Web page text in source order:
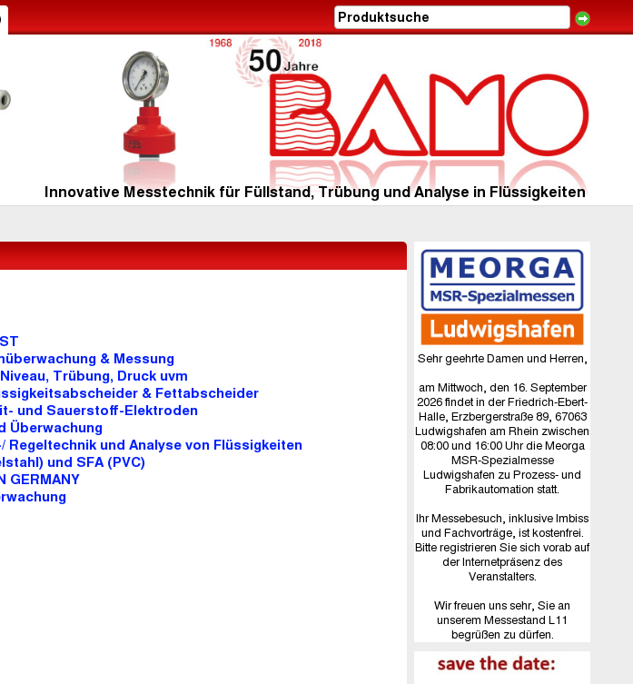
Innovative Messtechnik für Füllstand, Trübung und Analyse in Flüssigkeiten
Sehr geehrte Damen und Herren,
am Mittwoch, den 16. September
2026 findet in der Friedrich-Ebert-
Halle, Erzbergerstraße 89, 67063
Ludwigshafen am Rhein zwischen
08:00 und 16:00 Uhr die Meorga
MSR-Spezialmesse
Ludwigshafen zu Prozess- und
Fabrikautomation statt.
Ihr Messebesuch, inklusive Imbiss
und Fachvorträge, ist kostenfrei.
Bitte registrieren Sie sich vorab auf
der Internetpräsenz des
Veranstalters.
Wir freuen uns sehr, Sie an
unserem Messestand L11
begrüßen zu dürfen.
& Messung
Trübung, Druck uvm
& Fettabscheider
und Sauerstoff-Elektroden
Überwachung
Regeltechnik und Analyse von Flüssigkeiten
und SFA (PVC)
GERMANY